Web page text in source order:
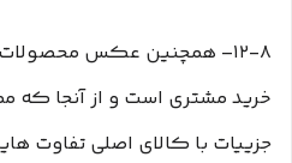
۱۲-۸– همچنین عکس
خرید مشتری است و از آنجا که
جزییات با کالای اصلی تفاوت